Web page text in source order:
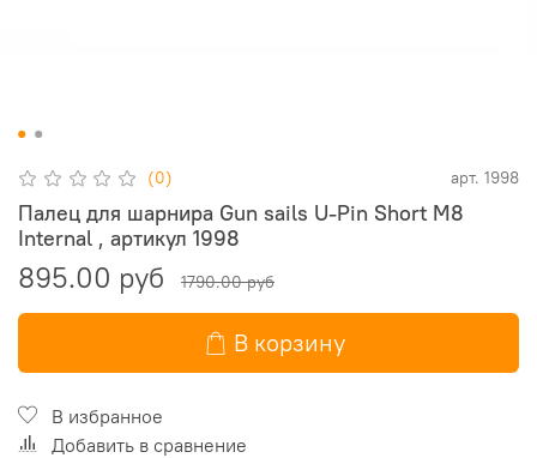
(0) арт. 1998
Палец для шарнира Gun sails U-Pin Short M8
Internal , артикул 1998
895.00 руб 1790.00 руб
В корзину
В избранное
Добавить в сравнение